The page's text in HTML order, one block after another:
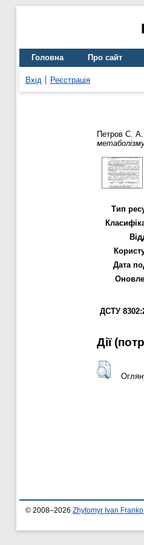
Головна Про сайт
Вхід Реєстрація
Петров С. А.
Тип
Дата
ДСТУ
Дії
© 2008–2026 Zhytomyr Ivan